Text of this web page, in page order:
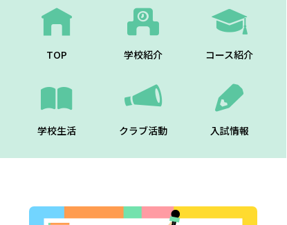
TOP 学校紹介 コース紹介
学校生活 クラブ活動 入試情報